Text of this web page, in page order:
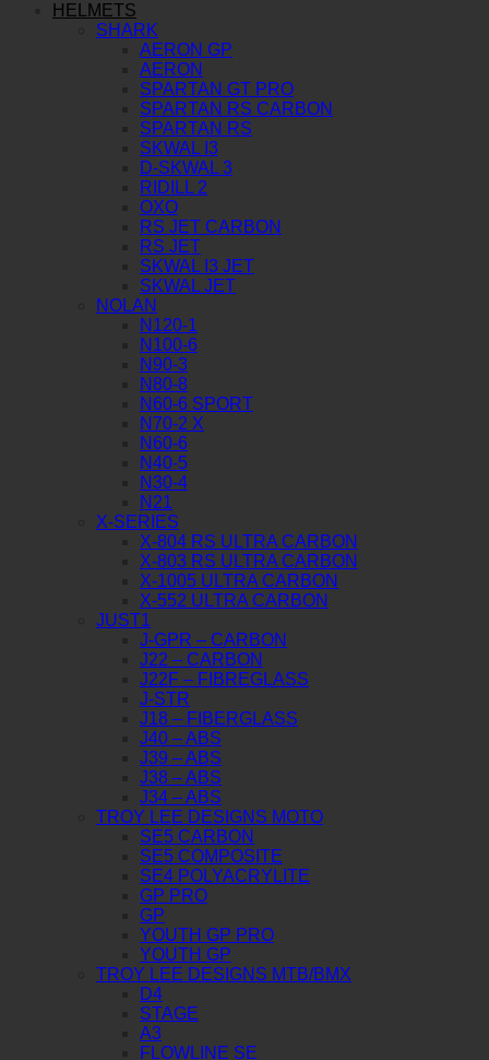
HELMETS
SHARK
AERON GP
AERON
SPARTAN GT PRO
SPARTAN RS CARBON
SPARTAN RS
SKWAL I3
D-SKWAL 3
RIDILL 2
OXO
RS JET CARBON
RS JET
SKWAL I3 JET
SKWAL JET
NOLAN
N120-1
N100-6
N90-3
N80-8
N60-6 SPORT
N70-2 X
N60-6
N40-5
N30-4
N21
X-SERIES
X-804 RS ULTRA CARBON
X-803 RS ULTRA CARBON
X-1005 ULTRA CARBON
X-552 ULTRA CARBON
JUST1
J-GPR – CARBON
J22 – CARBON
J22F – FIBREGLASS
J-STR
J18 – FIBERGLASS
J40 – ABS
J39 – ABS
J38 – ABS
J34 – ABS
TROY LEE DESIGNS MOTO
SE5 CARBON
SE5 COMPOSITE
SE4 POLYACRYLITE
GP PRO
GP
YOUTH GP PRO
YOUTH GP
TROY LEE DESIGNS MTB/BMX
D4
STAGE
A3
FLOWLINE SE